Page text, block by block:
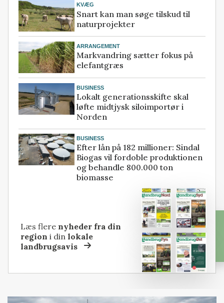
KVÆG
Snart kan man søge tilskud til
naturprojekter
ARRANGEMENT
Markvandring sætter fokus på
elefantgræs
BUSINESS
Lokalt generationsskifte skal
løfte midtjysk siloimportør i
Norden
BUSINESS
Efter lån på 182 millioner: Sindal
Biogas vil fordoble produktionen
og behandle 800.000 ton
biomasse
Læs flere nyheder fra din
region i dinlokale
landbrugsavis